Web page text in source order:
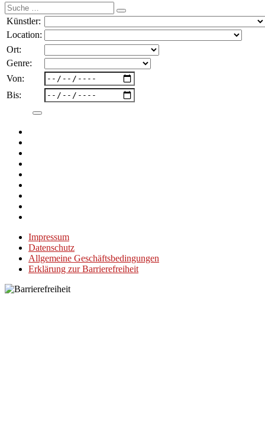
Suche
nach:
Künstler:
Location:
Ort:
Genre:
Von:
Bis:
Impressum
Datenschutz
Allgemeine Geschäftsbedingungen
Erklärung zur Barrierefreiheit